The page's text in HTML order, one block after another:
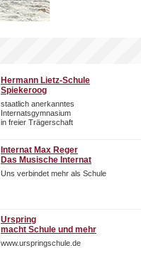
Hermann Lietz-Schule
Spiekeroog
staatlich anerkanntes
Internatsgymnasium
in freier Trägerschaft
Internat Max Reger
Das Musische Internat
Uns verbindet mehr als Schule
Urspring
macht Schule und mehr
www.urspringschule.de